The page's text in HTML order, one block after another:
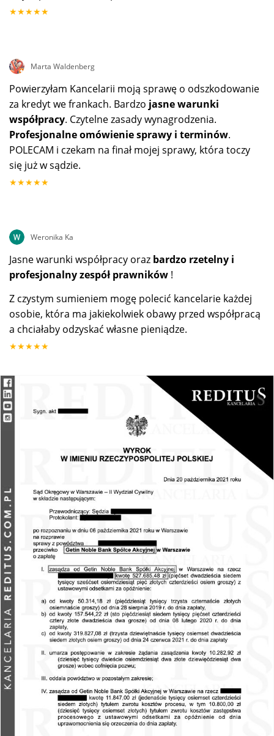
★★★★★
Marta Waldenberg
Powierzyłam Kancelarii moją sprawę o odszkodowanie
za kredyt we frankach. Bardzo jasne warunki
współpracy. Czytelne zasady wynagrodzenia.
Profesjonalne omówienie sprawy i terminów.
POLECAM i czekam na finał mojej sprawy, która toczy
się już w sądzie.
★★★★★
Weronika Ka
Jasne warunki współpracy oraz bardzo rzetelny i
profesjonalny zespół prawników !
Z czystym sumieniem mogę polecić kancelarie każdej
osobie, która ma jakiekolwiek obawy przed współpracą
a chciałaby odzyskać własne pieniądze.
★★★★★